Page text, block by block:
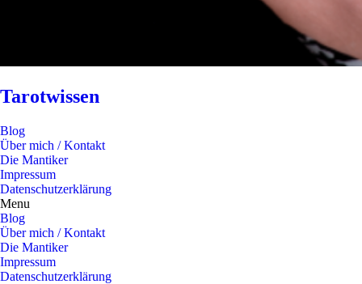
Tarotwissen
Blog
Über mich / Kontakt
Die Mantiker
Impressum
Datenschutzerklärung
Menu
Blog
Über mich / Kontakt
Die Mantiker
Impressum
Datenschutzerklärung